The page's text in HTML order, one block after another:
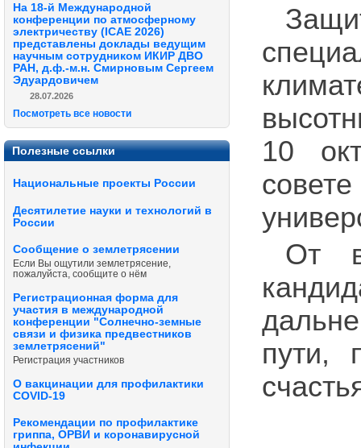
На 18-й Международной
конференции по атмосферному
электричеству (ICAE 2026)
представлены доклады ведущим
научным сотрудником ИКИР ДВО
РАН, д.ф.-м.н. Смирновым Сергеем
Эдуардовичем
28.07.2026
Посмотреть все новости
Полезные ссылки
Национальные проекты России
Десятилетие науки и технологий в
России
Сообщение о землетрясении
Если Вы ощутили землетрясение,
пожалуйста, сообщите о нём
Регистрационная форма для
участия в международной
конференции "Солнечно-земные
связи и физика предвестников
землетрясений"
Регистрация участников
О вакцинации для профилактики
COVID-19
Рекомендации по профилактике
гриппа, ОРВИ и коронавирусной
10
От
пути,